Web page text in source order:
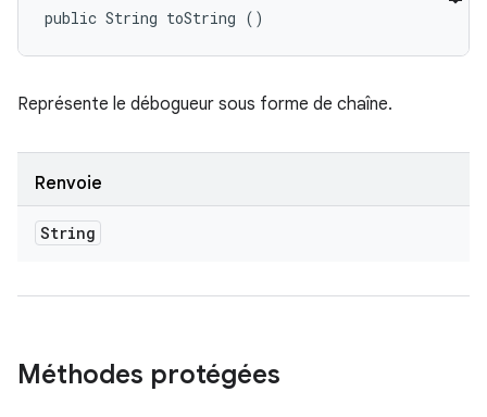
public String toString ()
Représente le débogueur sous forme de chaîne.
Renvoie
String
Méthodes protégées